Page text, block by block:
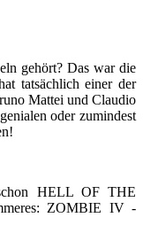
gehört? Das war die
tatsächlich einer der
Mattei und Claudio
oder zumindest
HELL OF THE
ZOMBIE IV -